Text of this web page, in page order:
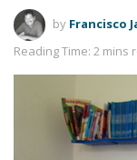
by Francisco
Reading Time: 2 mins